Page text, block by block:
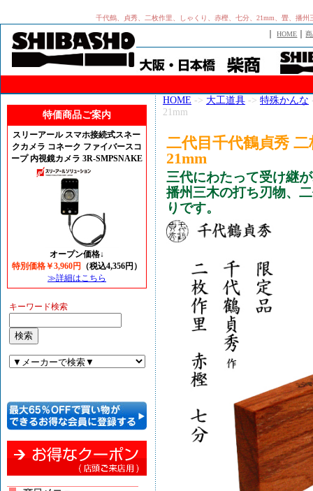
千代鶴、貞秀、二枚作里、しゃくり、赤樫、七分、21mm、畳、播
｜HOME ｜
特価商品ご案内
スリーアール スマホ接続式スネー
クカメラ コネーク ファイバースコ
ープ 内視鏡カメラ 3R-SMPSNAKE
オープン価格↓
特別価格￥3,960円
（税込4,356円）
≫詳細はこちら
キーワード検索
HOME -> 大工道具 -> 特殊かんな
21mm
二代目千代鶴貞秀
21mm
三代にわたって受け継
播州三木の打ち刃物、
りです。